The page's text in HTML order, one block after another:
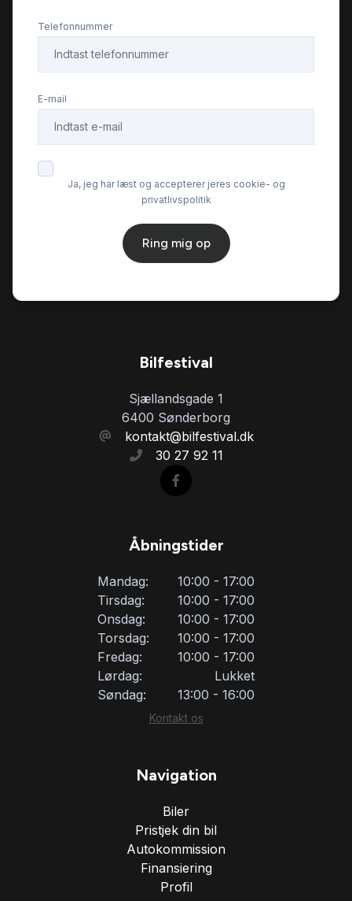
Telefonnummer
E-mail
Ja, jeg har læst og accepterer jeres cookie- og
privatlivspolitik
Ring mig op
Bilfestival
Sjællandsgade 1
6400 Sønderborg
kontakt@bilfestival.dk
30 27 92 11
Åbningstider
Mandag:
10:00 - 17:00
Tirsdag:
10:00 - 17:00
Onsdag:
10:00 - 17:00
Torsdag:
10:00 - 17:00
Fredag:
10:00 - 17:00
Lørdag:
Lukket
Søndag:
13:00 - 16:00
Kontakt os
Navigation
Biler
Pristjek din bil
Autokommission
Finansiering
Profil